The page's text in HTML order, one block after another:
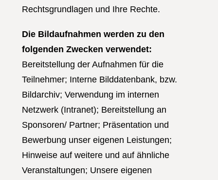
Rechtsgrundlagen und Ihre Rechte.
Die Bildaufnahmen werden zu den
folgenden Zwecken verwendet:
Bereitstellung der Aufnahmen für die
Teilnehmer; Interne Bilddatenbank, bzw.
Bildarchiv; Verwendung im internen
Netzwerk (Intranet); Bereitstellung an
Sponsoren/ Partner; Präsentation und
Bewerbung unser eigenen Leistungen;
Hinweise auf weitere und auf ähnliche
Veranstaltungen; Unsere eigenen